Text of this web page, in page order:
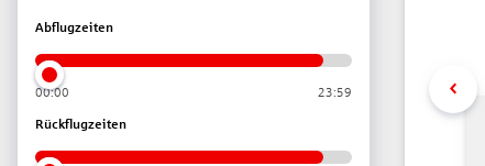
Sport
Abflugzeiten
00:00 23:59
Rückflugzeiten